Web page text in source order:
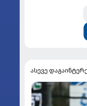
ასევე